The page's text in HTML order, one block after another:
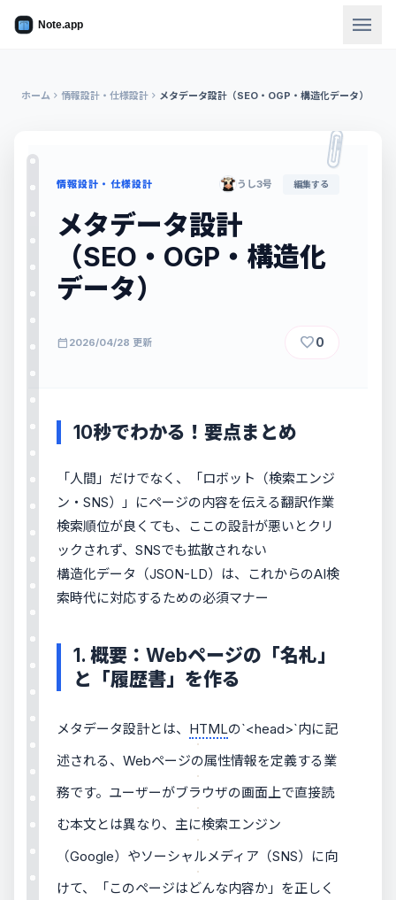
menu
ホーム chevron_right 情報設計・仕様設計 chevron_right メタデータ設計（SEO・OGP・構造化データ）
情報設計・仕様設計 うし3号 編集する
メタデータ設計
（SEO・OGP・構造化
データ）
calendar_today 2026/04/28 更新 favorite0
10秒でわかる！要点まとめ
「人間」だけでなく、「ロボット（検索エンジ
ン・SNS）」にページの内容を伝える翻訳作業
検索順位が良くても、ここの設計が悪いとクリ
ックされず、SNSでも拡散されない
構造化データ（JSON-LD）は、これからのAI検
索時代に対応するための必須マナー
1. 概要：Webページの「名札」
と「履歴書」を作る
メタデータ設計とは、 HTMLの`<head>`内に記
述される、Webページの属性情報を定義する業
務です。ユーザーがブラウザの画面上で直接読
む本文とは異なり、主に検索エンジン
（Google）やソーシャルメディア（SNS）に向
けて、「このページはどんな内容か」を正しく